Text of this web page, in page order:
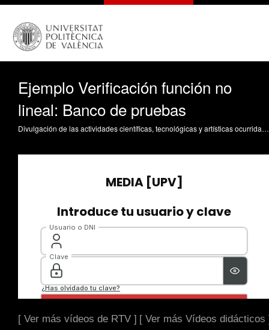
Ejemplo Verificación función no
lineal: Banco de pruebas
Divulgación de las actividades científicas, tecnológicas y artísticas ocurridas en los tres campus de la UPV
[ Ver más vídeos de RTV ] [ Ver más Vídeos didácticos